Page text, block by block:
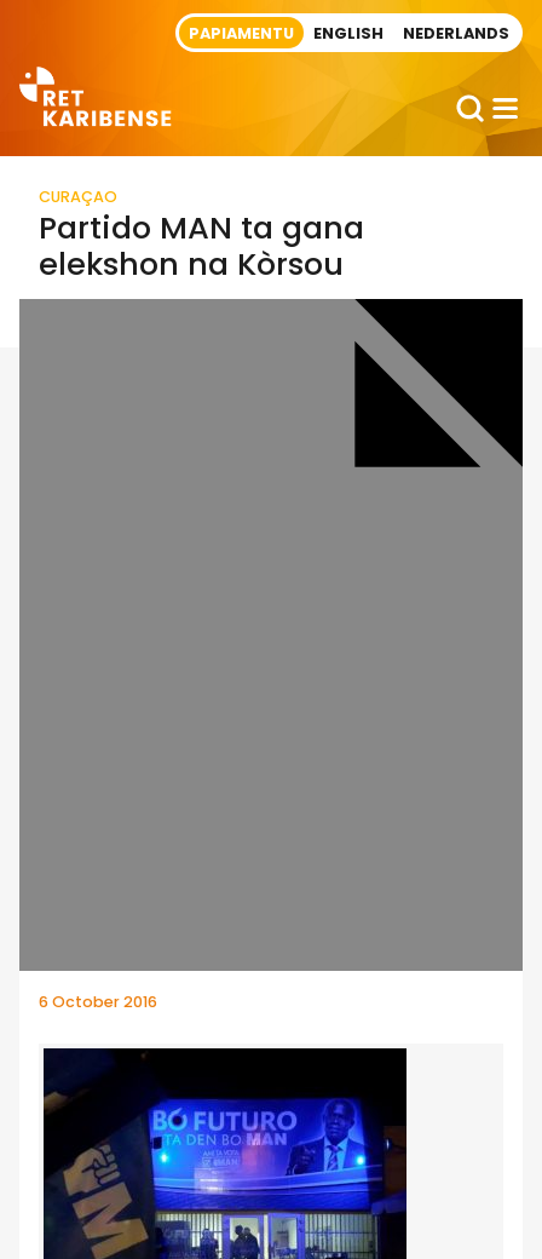
PAPIAMENTU ENGLISH NEDERLANDS
CURAÇAO
Partido MAN ta gana
elekshon na Kòrsou
6 October 2016